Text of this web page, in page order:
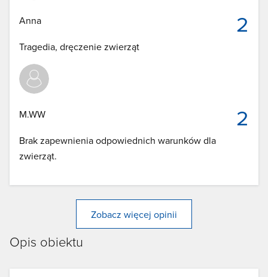
2
Anna
Tragedia, dręczenie zwierząt
2
M.WW
Brak zapewnienia odpowiednich warunków dla
zwierząt.
Zobacz więcej opinii
Opis obiektu